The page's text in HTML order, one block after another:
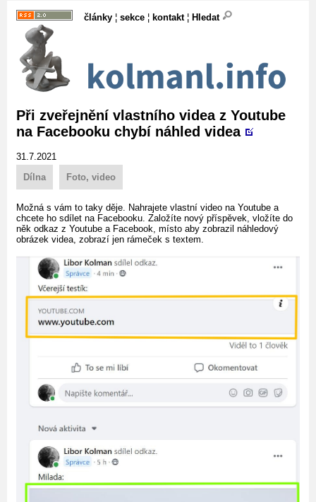
články ¦ sekce ¦ kontakt¦ Hledat
Při zveřejnění vlastního videa z Youtube
na Facebooku chybí náhled videa
31.7.2021
Dílna
Foto, video
Možná s vám to taky děje. Nahrajete vlastní video na Youtube a
chcete ho sdílet na Facebooku. Založíte nový příspěvek, vložíte do
něk odkaz z Youtube a Facebook, místo aby zobrazil náhledový
obrázek videa, zobrazí jen rámeček s textem.